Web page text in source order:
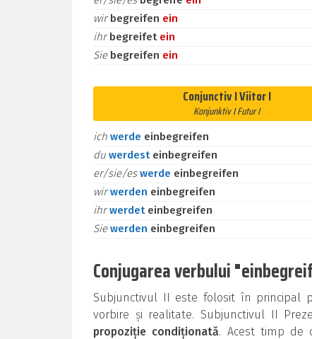
wirbegreifen ein
ihrbegreifet ein
Sie begreifen ein
Conjunctiv I Viitor I
Konjunktiv I Futur I
ich werde einbegreifen
du werdest einbegreifen
er/sie/eswerde einbegreifen
wirwerden einbegreifen
ihrwerdet einbegreifen
Siewerden einbegreifen
Conjugarea verbului
Subjunctivul II este folosit în principal
vorbire și realitate. Subjunctivul II
propoziție condiționată. Acest timp de